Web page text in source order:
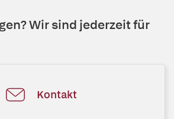
Wir sind jederzeit für
Kontakt